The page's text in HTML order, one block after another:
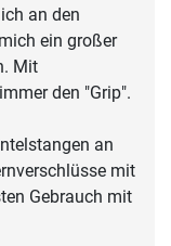
an den
ein großer
Mit
den "Grip".
an
mit
Gebrauch mit